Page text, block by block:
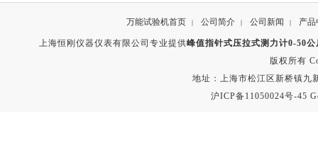
万能试验机首页 | 公司简介 | 公司新闻 | 产品
上海恒刚仪器仪表有限公司专业提供峰值指针式压拉式测力计0-50
版权所有
地址：上海市松江区新桥镇九
沪ICP备11050024号-45